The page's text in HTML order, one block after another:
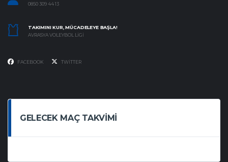
0850 309 44 13
TAKIMINI KUR, MÜCADELEYE BAŞLA!
AVRASYA VOLEYBOL LIGI
FACEBOOK TWITTER
GELECEK MAÇ TAKVIMI